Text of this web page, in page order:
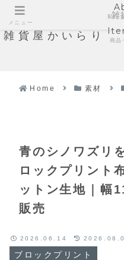
雑貨屋かいらり
私た
商品
Home 素材
青のシノワズリ
ロックプリント
ットン生地｜幅
販売
ブロックプリント
2026.06.14
メニュー
雑